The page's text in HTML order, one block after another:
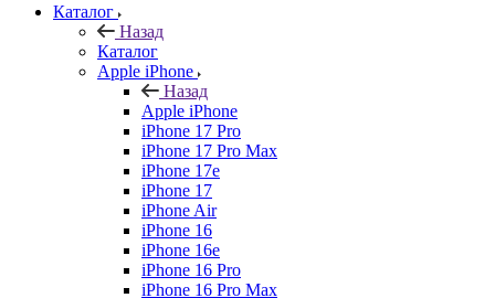
Каталог
Назад
Каталог
Apple iPhone
Назад
Apple iPhone
iPhone 17 Pro
iPhone 17 Pro Max
iPhone 17e
iPhone 17
iPhone Air
iPhone 16
iPhone 16e
iPhone 16 Pro
iPhone 16 Pro Max